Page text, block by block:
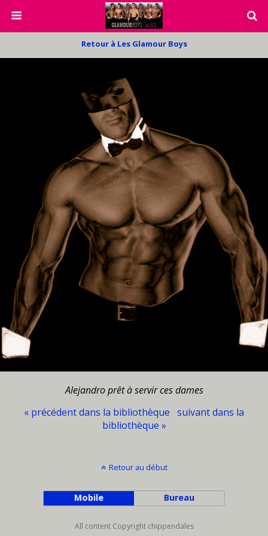
Retour à Les Glamour Boys
Alejandro prêt à servir ces dames
« précédent dans la bibliothèque suivant dans la
bibliothèque »
Retour au début
Mobile Bureau
All content Copyright chippendales